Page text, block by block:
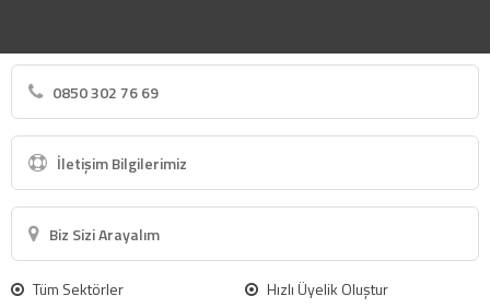
0850 302 76 69
İletişim Bilgilerimiz
Biz Sizi Arayalım
Tüm Sektörler
Hızlı Üyelik Oluştur